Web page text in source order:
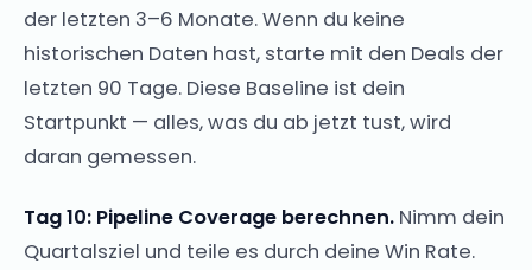
der letzten 3–6 Monate. Wenn du keine
historischen Daten hast, starte mit den Deals der
letzten 90 Tage. Diese Baseline ist dein
Startpunkt — alles, was du ab jetzt tust, wird
daran gemessen.
Tag 10: Pipeline Coverage berechnen. Nimm dein
Quartalsziel und teile es durch deine Win Rate.